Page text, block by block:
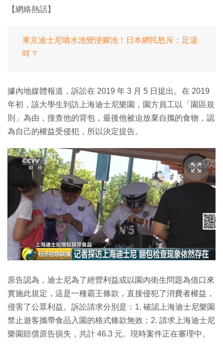
【網絡熱話】
東京迪士尼噴水池變浸腳池！日本網民怒斥：足湯
咩？
據內地媒體報道，訴訟在 2019 年 3 月 5 日提出。在 2019
年初，該大學生到訪上海迪士尼樂園，園方員工以「園區規
則」為由，搜查他的背包，最後他被迫放棄自攜的食物，認
為自己的權益受侵犯，所以決定提告。
原告認為，迪士尼為了經營利益或以園內衛生問題為借口來
實施此規定，這是一種霸王條款，直接侵犯了消費者權益，
侵害了公眾利益。訴訟請求分別是：1. 確認上海迪士尼樂園
禁止遊客攜帶食品入園的格式條款無效；2. 請求上海迪士尼
樂園賠償原告損失，共計 46.3 元。現時案件正在審理中。